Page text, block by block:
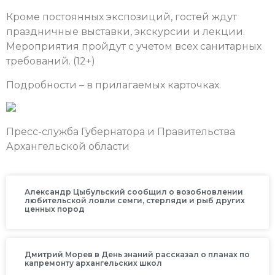
Кроме постоянных экспозиций, гостей ждут
праздничные выставки, экскурсии и лекции.
Мероприятия пройдут с учетом всех санитарных
требований. (12+)
Подробности – в прилагаемых карточках.
Пресс-служба Губернатора и Правительства
Архангельской области
Александр Цыбульский сообщил о возобновлении
любительской ловли семги, стерляди и рыб других
ценных пород
Дмитрий Морев в День знаний рассказал о планах по
капремонту архангельских школ